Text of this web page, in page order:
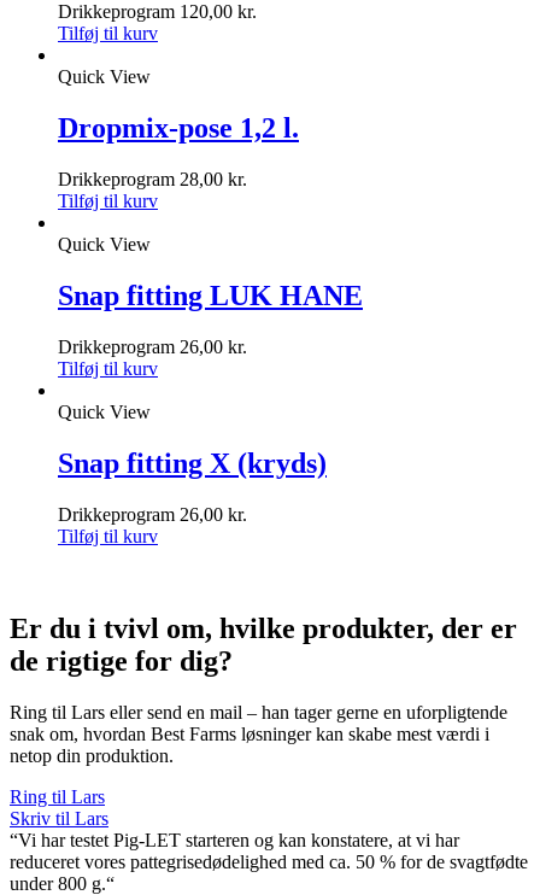
Drikkeprogram 120,00 kr.
Tilføj til kurv
Quick View
Dropmix-pose 1,2 l.
Drikkeprogram 28,00 kr.
Tilføj til kurv
Quick View
Snap fitting LUK HANE
Drikkeprogram 26,00 kr.
Tilføj til kurv
Quick View
Snap fitting X (kryds)
Drikkeprogram 26,00 kr.
Tilføj til kurv
Er du i tvivl om, hvilke produkter, der er
de rigtige for dig?
Ring til Lars eller send en mail – han tager gerne en uforpligtende
snak om, hvordan Best Farms løsninger kan skabe mest værdi i
netop din produktion.
Ring til Lars
Skriv til Lars
“Vi har testet Pig-LET starteren og kan konstatere, at vi har
reduceret vores pattegrisedødelighed med ca. 50 % for de svagtfødte
under 800 g.“